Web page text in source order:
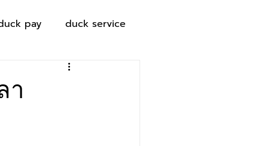
pay duck service
า